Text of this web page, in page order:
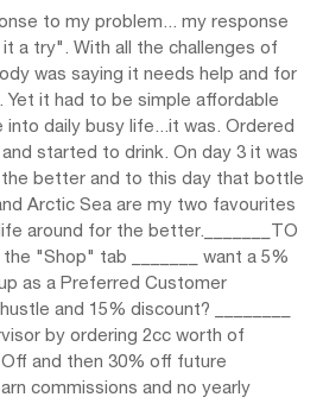
to my problem... my response
a try". With all the challenges of
was saying it needs help and for
it had to be simple affordable
daily busy life...it was. Ordered
and started to drink. On day 3 it was
better and to this day that bottle
Arctic Sea are my two favourites
around for the better._______TO
the "Shop" tab _______ want a 5%
as a Preferred Customer
and 15% discount? ________
by ordering 2cc worth of
and then 30% off future
commissions and no yearly